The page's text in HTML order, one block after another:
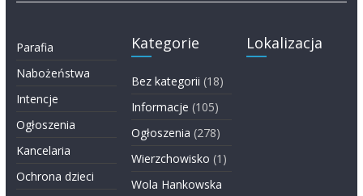
Parafia
Nabożeństwa
Intencje
Ogłoszenia
Kancelaria
Ochrona dzieci
Kategorie
Bez kategorii (18)
Informacje (105)
Ogłoszenia (278)
Wierzchowisko (1)
Wola Hankowska
Lokalizacja